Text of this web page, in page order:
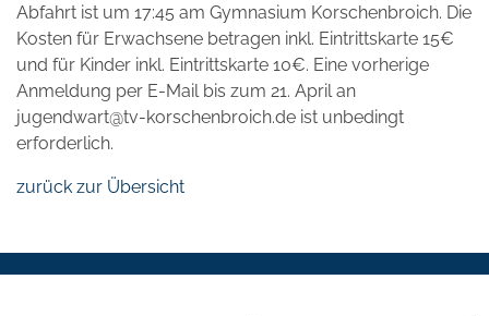
Abfahrt ist um 17:45 am Gymnasium Korschenbroich. Die
Kosten für Erwachsene betragen inkl. Eintrittskarte 15€
und für Kinder inkl. Eintrittskarte 10€. Eine vorherige
Anmeldung per E-Mail bis zum 21. April an
jugendwart@tv-korschenbroich.de ist unbedingt
erforderlich.
zurück zur Übersicht